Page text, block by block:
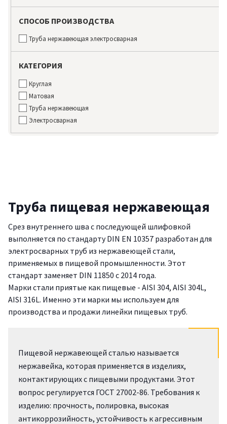
СПОСОБ ПРОИЗВОДСТВА
Труба нержавеющая электросварная
КАТЕГОРИЯ
Круглая
Матовая
Труба нержавеющая
Электросварная
Труба пищевая нержавеющая
Срез внутреннего шва с последующей шлифовкой
выполняется по стандарту DIN EN 10357 разработан для
электросварных труб из нержавеющей стали,
применяемых в пищевой промышленности. Этот
стандарт заменяет DIN 11850 с 2014 года.
Марки стали приятые как пищевые - AISI 304, AISI 304L,
AISI 316L. Именно эти марки мы используем для
производства и продажи линейки пищевых труб.
Пищевой нержавеющей сталью называется
нержавейка, которая применяется в изделиях,
контактирующих с пищевыми продуктами. Этот
вопрос регулируется ГОСТ 27002-86. Требования к
изделию: прочность, полировка, высокая
антикоррозийность, устойчивость к агрессивным